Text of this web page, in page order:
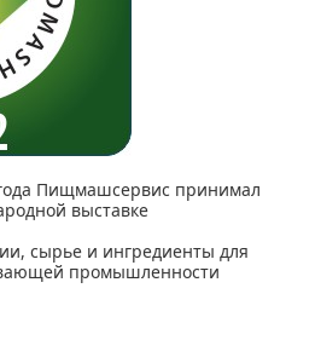
Пищмашсервис принимал
выставке
сырье и ингредиенты для
промышленности